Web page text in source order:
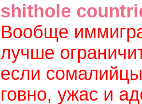
shithole
Вообще
лучше
если
говно, ужас и